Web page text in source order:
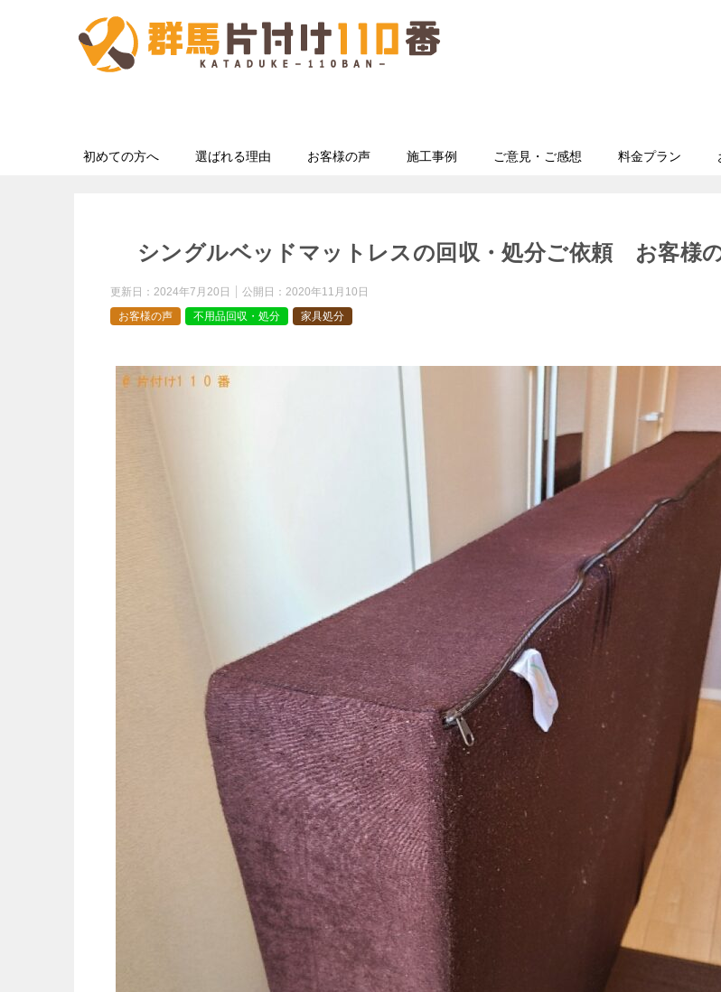
初めての方へ 選ばれる理由 お客様の声 施工事例 ご意見・ご感想 料金プラン
シングルベッドマットレスの回収・処分ご依頼 お客様
更新日： 2024年7月20日 公開日： 2020年11月10日
お客様の声
不用品回収・処分 家具処分